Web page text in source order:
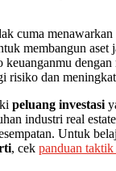
cuma menawarkan
membangun aset
dengan
risiko dan
peluang investasi
industri real
Untuk
, cek panduan taktik